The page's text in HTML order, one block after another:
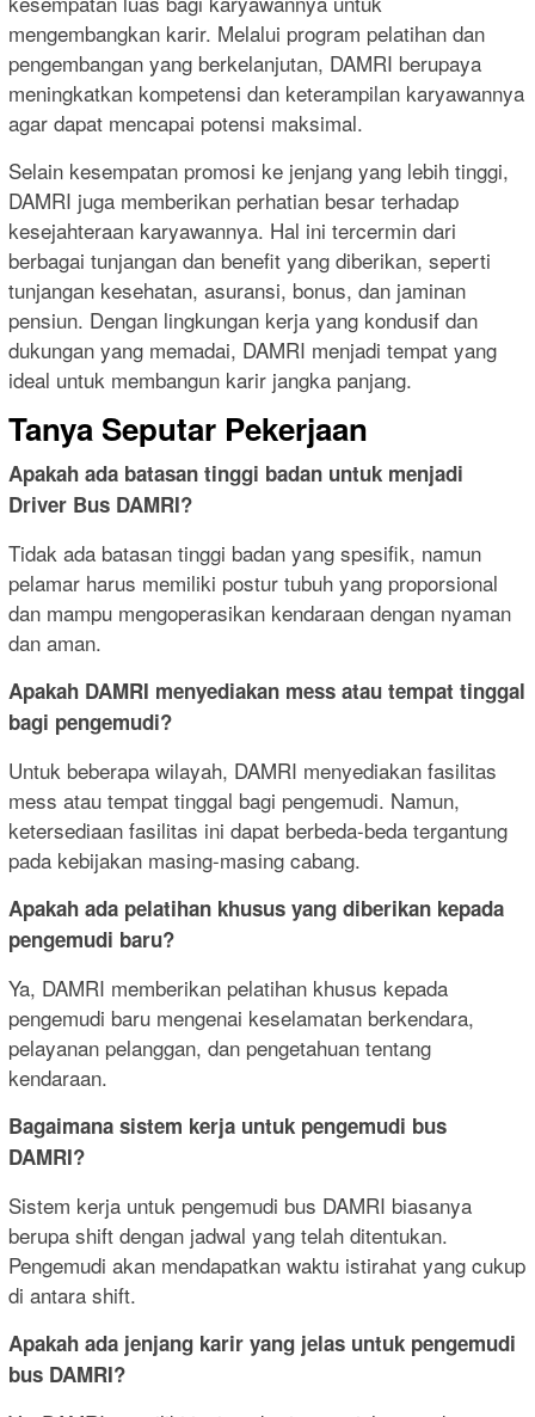
mengembangkan karir. Melalui program pelatihan dan
pengembangan yang berkelanjutan, DAMRI berupaya
meningkatkan kompetensi dan keterampilan karyawannya
agar dapat mencapai potensi maksimal.
Selain kesempatan promosi ke jenjang yang lebih tinggi,
DAMRI juga memberikan perhatian besar terhadap
kesejahteraan karyawannya. Hal ini tercermin dari
berbagai tunjangan dan benefit yang diberikan, seperti
tunjangan kesehatan, asuransi, bonus, dan jaminan
pensiun. Dengan lingkungan kerja yang kondusif dan
dukungan yang memadai, DAMRI menjadi tempat yang
ideal untuk membangun karir jangka panjang.
Tanya Seputar Pekerjaan
Apakah ada batasan tinggi badan untuk menjadi
Driver Bus DAMRI?
Tidak ada batasan tinggi badan yang spesifik, namun
pelamar harus memiliki postur tubuh yang proporsional
dan mampu mengoperasikan kendaraan dengan nyaman
dan aman.
Apakah DAMRI menyediakan mess atau tempat tinggal
bagi pengemudi?
Untuk beberapa wilayah, DAMRI menyediakan fasilitas
mess atau tempat tinggal bagi pengemudi. Namun,
ketersediaan fasilitas ini dapat berbeda-beda tergantung
pada kebijakan masing-masing cabang.
Apakah ada pelatihan khusus yang diberikan kepada
pengemudi baru?
Ya, DAMRI memberikan pelatihan khusus kepada
pengemudi baru mengenai keselamatan berkendara,
pelayanan pelanggan, dan pengetahuan tentang
kendaraan.
Bagaimana sistem kerja untuk pengemudi bus
DAMRI?
Sistem kerja untuk pengemudi bus DAMRI biasanya
berupa shift dengan jadwal yang telah ditentukan.
Pengemudi akan mendapatkan waktu istirahat yang cukup
di antara shift.
Apakah ada jenjang karir yang jelas untuk pengemudi
bus DAMRI?